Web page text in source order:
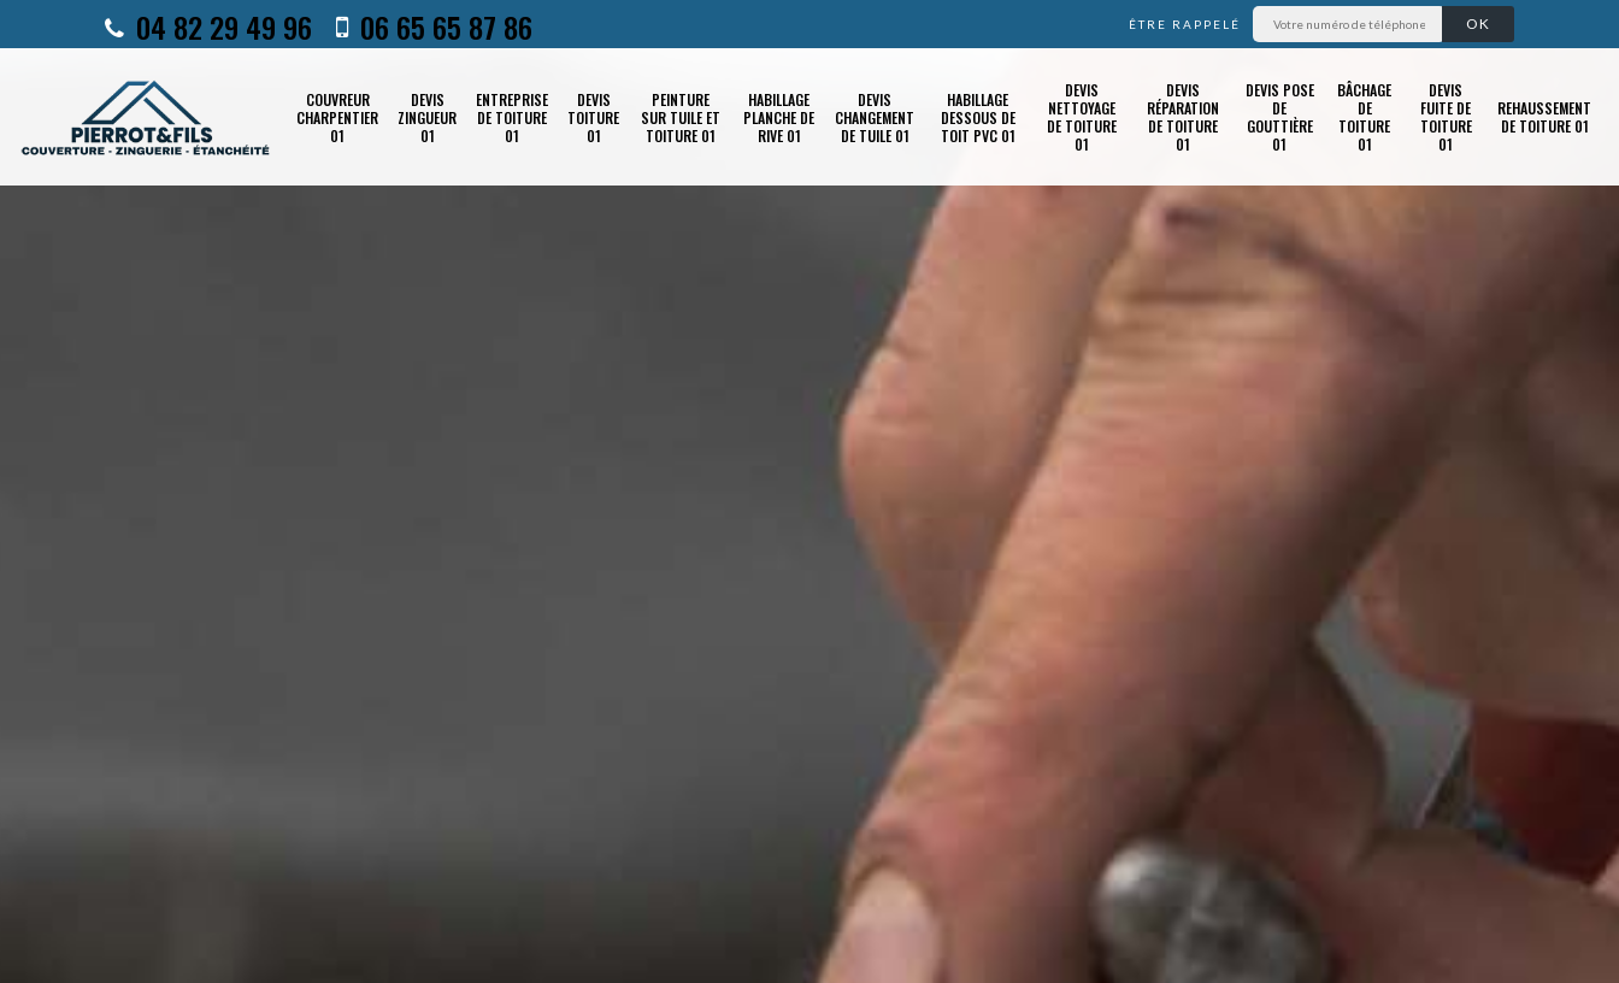
04 82 29 49 96 06 65 65 87 86 ÊTRE RAPPELÉ
COUVREUR
CHARPENTIER
01
DEVIS
ZINGUEUR
01
ENTREPRISE
DE TOITURE
01
DEVIS
TOITURE
01
PEINTURE
SUR TUILE ET
TOITURE 01
HABILLAGE
PLANCHE DE
RIVE 01
DEVIS
CHANGEMENT
DE TUILE 01
HABILLAGE
DESSOUS DE
TOIT PVC 01
DEVIS
NETTOYAGE
DE TOITURE
01
DEVIS
RÉPARATION
DE TOITURE
01
DEVIS POSE
DE
GOUTTIÈRE
01
BÂCHAGE
DE
TOITURE
01
DEVIS
FUITE DE
TOITURE
01
REHAUSSEMENT
DE TOITURE 01